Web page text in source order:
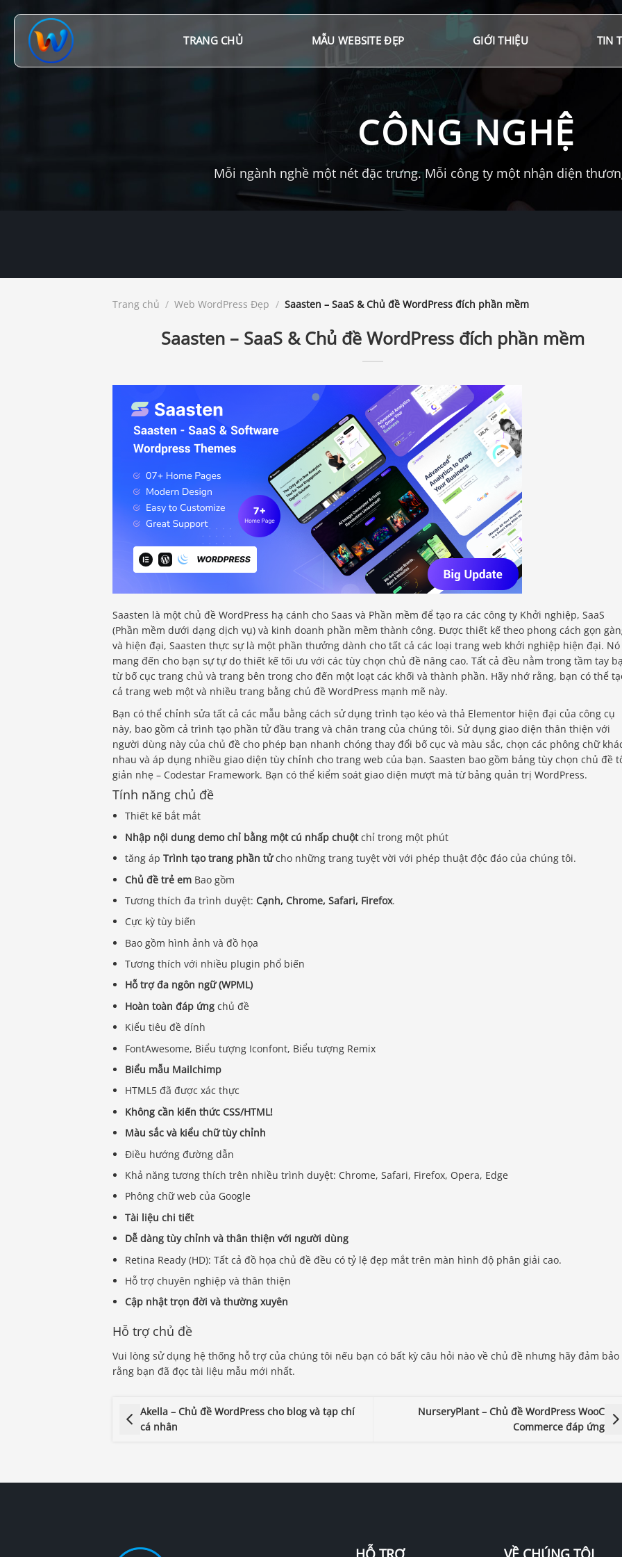
đến
TRANG CHỦ MẪU WEBSITE ĐẸP GIỚI THIỆU TIN
CÔNG NGHỆ
Mỗi ngành nghề một nét đặc trưng. Mỗi công ty một nhận diện
Trang chủ / Web WordPress Đẹp / Saasten – SaaS & Chủ đề WordPress đích phần mềm
Saasten – SaaS & Chủ đề WordPress đích phần mềm
Saasten là một chủ đề WordPress hạ cánh cho Saas và Phần mềm để tạo ra các công ty Khởi nghiệp, SaaS
(Phần mềm dưới dạng dịch vụ) và kinh doanh phần mềm thành công. Được thiết kế theo phong cách gọn
và hiện đại, Saasten thực sự là một phần thưởng dành cho tất cả các loại trang web khởi nghiệp hiện đại. Nó
mang đến cho bạn sự tự do thiết kế tối ưu với các tùy chọn chủ đề nâng cao. Tất cả đều nằm trong tầm tay
từ bố cục trang chủ và trang bên trong cho đến một loạt các khối và thành phần. Hãy nhớ rằng, bạn có thể
cả trang web một và nhiều trang bằng chủ đề WordPress mạnh mẽ này.
Bạn có thể chỉnh sửa tất cả các mẫu bằng cách sử dụng trình tạo kéo và thả Elementor hiện đại của công cụ
này, bao gồm cả trình tạo phần tử đầu trang và chân trang của chúng tôi. Sử dụng giao diện thân thiện với
người dùng này của chủ đề cho phép bạn nhanh chóng thay đổi bố cục và màu sắc, chọn các phông chữ
nhau và áp dụng nhiều giao diện tùy chỉnh cho trang web của bạn. Saasten bao gồm bảng tùy chọn chủ đề
giản nhẹ – Codestar Framework. Bạn có thể kiểm soát giao diện mượt mà từ bảng quản trị WordPress.
Tính năng chủ đề
Thiết kế bắt mắt
Nhập nội dung demo chỉ bằng một cú nhấp chuộtchỉ trong một phút
tăng ápTrình tạo trang phần tửcho những trang tuyệt vời với phép thuật độc đáo của chúng tôi.
Chủ đề trẻ em Bao gồm
Tương thích đa trình duyệt: Cạnh, Chrome, Safari, Firefox.
Cực kỳ tùy biến
Bao gồm hình ảnh và đồ họa
Tương thích với nhiều plugin phổ biến
Hỗ trợ đa ngôn ngữ (WPML)
Hoàn toàn đáp ứng chủ đề
Kiểu tiêu đề dính
FontAwesome, Biểu tượng Iconfont, Biểu tượng Remix
Biểu mẫu Mailchimp
HTML5 đã được xác thực
Không cần kiến ​​thức CSS/HTML!
Màu sắc và kiểu chữ tùy chỉnh
Điều hướng đường dẫn
Khả năng tương thích trên nhiều trình duyệt: Chrome, Safari, Firefox, Opera, Edge
Phông chữ web của Google
Tài liệu chi tiết
Dễ dàng tùy chỉnh và thân thiện với người dùng
Retina Ready (HD): Tất cả đồ họa chủ đề đều có tỷ lệ đẹp mắt trên màn hình độ phân giải cao.
Hỗ trợ chuyên nghiệp và thân thiện
Cập nhật trọn đời và thường xuyên
Hỗ trợ chủ đề
Vui lòng sử dụng hệ thống hỗ trợ của chúng tôi nếu bạn có bất kỳ câu hỏi nào về chủ đề nhưng hãy đảm bảo
rằng bạn đã đọc tài liệu mẫu mới nhất.
Akella – Chủ đề WordPress cho blog và tạp chí
cá nhân
NurseryPlant – Chủ đề WordPress WooC
Commerce đáp ứng